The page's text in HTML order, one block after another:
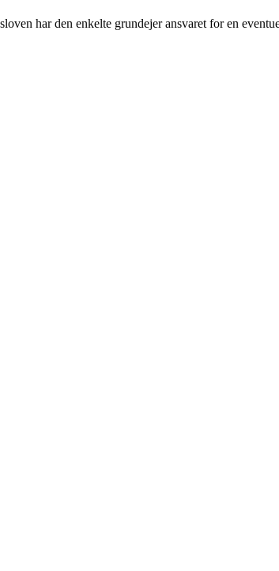
har den enkelte grundejer ansvaret for en